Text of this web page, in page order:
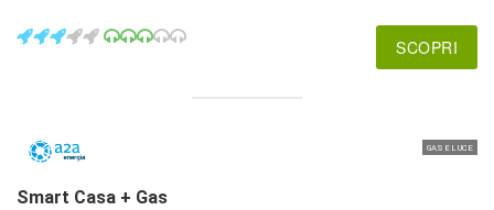
SCOPRI
GAS E LUCE
Smart Casa + Gas